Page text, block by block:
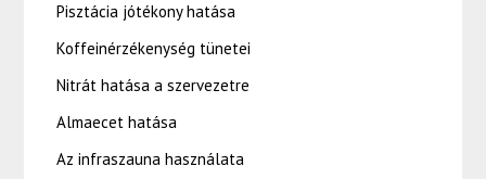
Pisztácia jótékony hatása
Koffeinérzékenység tünetei
Nitrát hatása a szervezetre
Almaecet hatása
Az infraszauna használata